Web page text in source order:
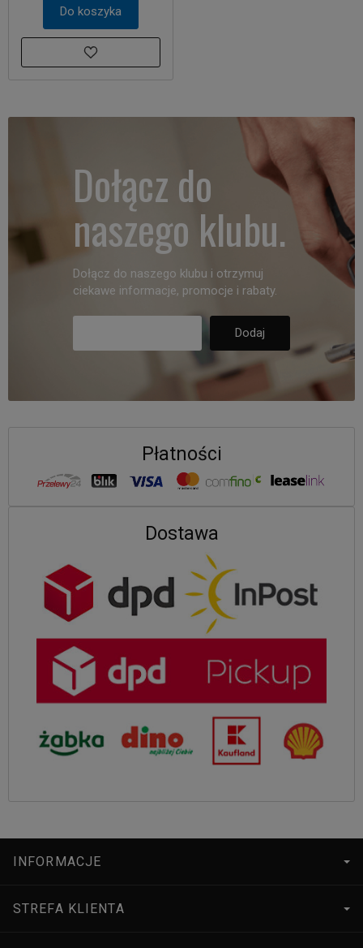
Do koszyka
Dołącz do
naszego klubu.
Dołącz do naszego klubu i otrzymuj
ciekawe informacje, promocje i rabaty.
Płatności
Dostawa
INFORMACJE
STREFA KLIENTA